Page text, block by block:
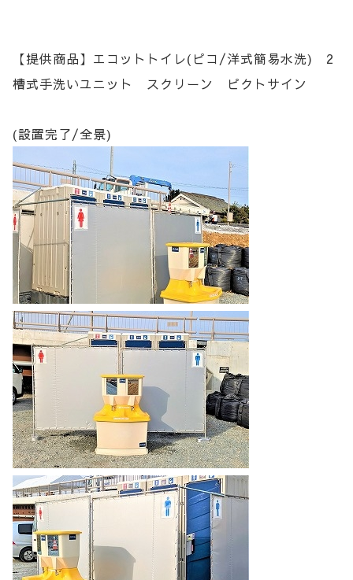
【提供商品】エコットトイレ(ピコ/洋式簡易水洗) 2
槽式手洗いユニット スクリーン ピクトサイン
(設置完了/全景)